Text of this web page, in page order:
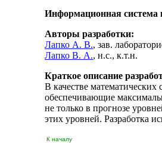
Информационная система
Авторы разработки:
Лапко А. В., зав.
Лапко В. А., н.с., к.т.н.
Краткое описание
В качестве
обеспечивающие
не только в прогнозе
этих уровней. Разработка
К началу